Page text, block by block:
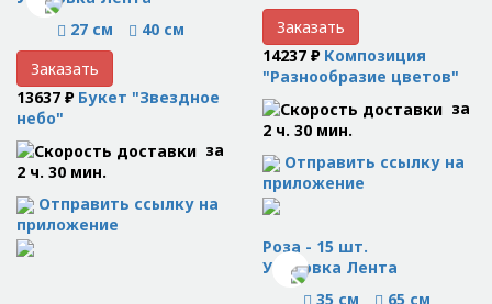
27 см
40 см
Заказать
13637 ₽ Букет "Звездное
небо"
за
2 ч. 30 мин.
Отправить ссылку на
приложение
Заказать
14237 ₽ Композиция
"Разнообразие цветов"
за
2 ч. 30 мин.
Отправить ссылку на
приложение
Роза - 15 шт.
Упаковка Лента
35 см
65 см